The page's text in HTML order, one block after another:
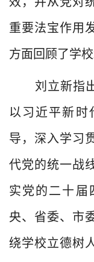
重要法宝作用
方面 回顾了学校
刘立新指
以习近平新时
导， 深入学习
代党的统一战
实党的二十届
央、省委、市
绕学校立德树